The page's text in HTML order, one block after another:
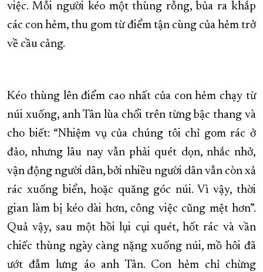
việc. Mỗi người kéo một thùng rỗng, bủa ra khắp
các con hẻm, thu gom từ điểm tận cùng của hẻm trở
về cầu cảng.
Kéo thùng lên điểm cao nhất của con hẻm chạy từ
núi xuống, anh Tân lùa chổi trên từng bậc thang và
cho biết: “Nhiệm vụ của chúng tôi chỉ gom rác ở
đảo, nhưng lâu nay vẫn phải quét dọn, nhắc nhở,
vận động người dân, bởi nhiều người dân vẫn còn xả
rác xuống biển, hoặc quăng góc núi. Vì vậy, thời
gian làm bị kéo dài hơn, công việc cũng mệt hơn”.
Quả vậy, sau một hồi lụi cụi quét, hốt rác và vần
chiếc thùng ngày càng nặng xuống núi, mồ hôi đã
ướt đẫm lưng áo anh Tân. Con hẻm chỉ chừng